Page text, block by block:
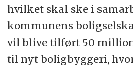
hvilket skal ske i
kommunens
vil blive tilført 50
til nyt boligbyggeri,